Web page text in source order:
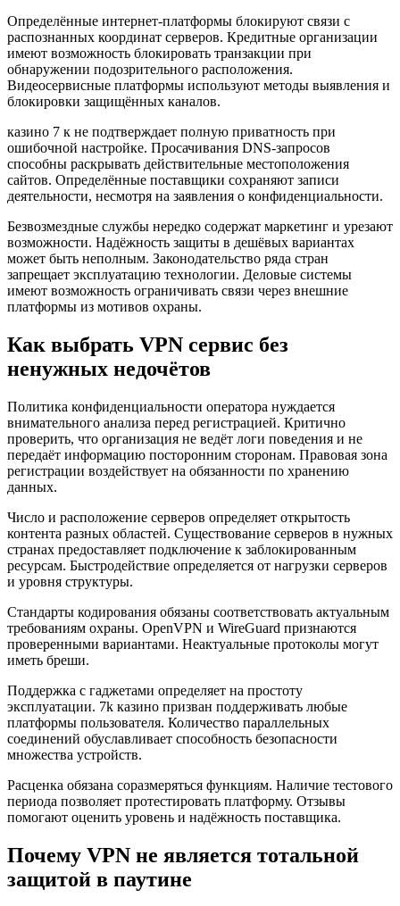
Определённые интернет-платформы блокируют связи с
распознанных координат серверов. Кредитные организации
имеют возможность блокировать транзакции при
обнаружении подозрительного расположения.
Видеосервисные платформы используют методы выявления и
блокировки защищённых каналов.
казино 7 к не подтверждает полную приватность при
ошибочной настройке. Просачивания DNS-запросов
способны раскрывать действительные местоположения
сайтов. Определённые поставщики сохраняют записи
деятельности, несмотря на заявления о конфиденциальности.
Безвозмездные службы нередко содержат маркетинг и урезают
возможности. Надёжность защиты в дешёвых вариантах
может быть неполным. Законодательство ряда стран
запрещает эксплуатацию технологии. Деловые системы
имеют возможность ограничивать связи через внешние
платформы из мотивов охраны.
Как выбрать VPN сервис без
ненужных недочётов
Политика конфиденциальности оператора нуждается
внимательного анализа перед регистрацией. Критично
проверить, что организация не ведёт логи поведения и не
передаёт информацию посторонним сторонам. Правовая зона
регистрации воздействует на обязанности по хранению
данных.
Число и расположение серверов определяет открытость
контента разных областей. Существование серверов в нужных
странах предоставляет подключение к заблокированным
ресурсам. Быстродействие определяется от нагрузки серверов
и уровня структуры.
Стандарты кодирования обязаны соответствовать актуальным
требованиям охраны. OpenVPN и WireGuard признаются
проверенными вариантами. Неактуальные протоколы могут
иметь бреши.
Поддержка с гаджетами определяет на простоту
эксплуатации. 7k казино призван поддерживать любые
платформы пользователя. Количество параллельных
соединений обуславливает способность безопасности
множества устройств.
Расценка обязана соразмеряться функциям. Наличие тестового
периода позволяет протестировать платформу. Отзывы
помогают оценить уровень и надёжность поставщика.
Почему VPN не является тотальной
защитой в паутине